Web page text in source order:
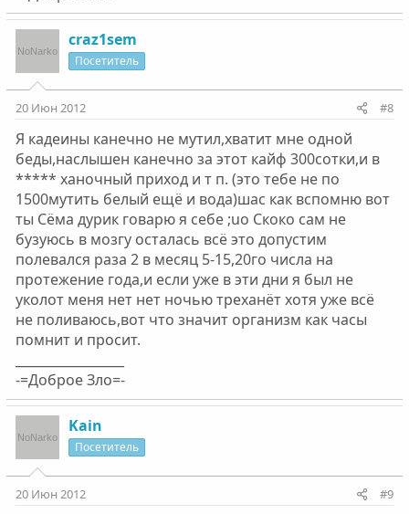
craz1sem
Посетитель
20 Июн 2012 #8
Я кадеины канечно не мутил,хватит мне одной
беды,наслышен канечно за этот кайф 300сотки,и в
***** ханочный приход и т п. (это тебе не по
1500мутить белый ещё и вода)шас как вспомню вот
ты Сёма дурик говарю я себе ;uo Скоко сам не
бузуюсь в мозгу осталась всё это допустим
полевался раза 2 в месяц 5-15,20го числа на
протежение года,и если уже в эти дни я был не
уколот меня нет нет ночью треханёт хотя уже всё
не поливаюсь,вот что значит организм как часы
помнит и просит.
-=Доброе Зло=-
Kain
Посетитель
20 Июн 2012 #9